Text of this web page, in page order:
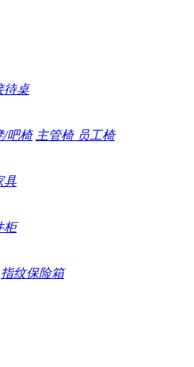
待桌
/吧椅 主管椅 员工椅
具
柜
指纹保险箱